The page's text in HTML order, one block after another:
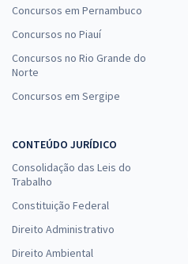
Concursos em Pernambuco
Concursos no Piauí
Concursos no Rio Grande do
Norte
Concursos em Sergipe
CONTEÚDO JURÍDICO
Consolidação das Leis do
Trabalho
Constituição Federal
Direito Administrativo
Direito Ambiental